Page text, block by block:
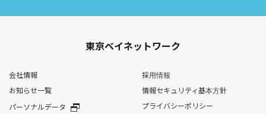
東京ベイネットワーク
会社情報
採用情報
お知らせ一覧
情報セキュリティ基本方針
パーソナルデータ
プライバシーポリシー